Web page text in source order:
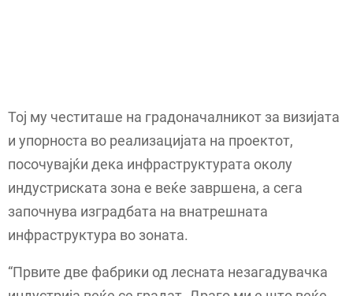
Тој му честиташе на градоначалникот за визијата
и упорноста во реализацијата на проектот,
посочувајќи дека инфраструктурата околу
индустриската зона е веќе завршена, а сега
започнува изградбата на внатрешната
инфраструктура во зоната.
“Првите две фабрики од лесната незагадувачка